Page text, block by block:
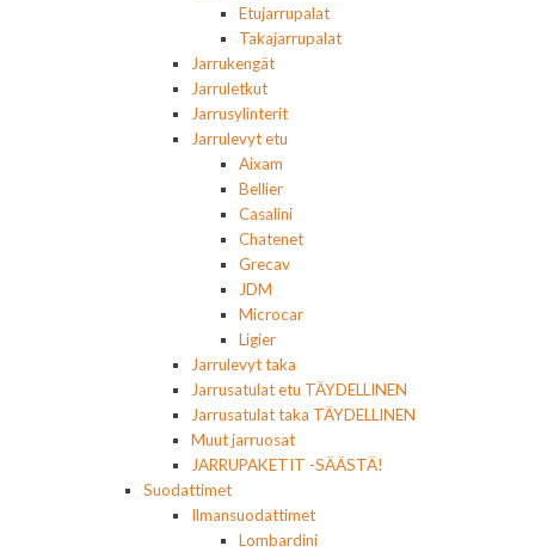
Etujarrupalat
Takajarrupalat
Jarrukengät
Jarruletkut
Jarrusylinterit
Jarrulevyt etu
Aixam
Bellier
Casalini
Chatenet
Grecav
JDM
Microcar
Ligier
Jarrulevyt taka
Jarrusatulat etu TÄYDELLINEN
Jarrusatulat taka TÄYDELLINEN
Muut jarruosat
JARRUPAKETIT -SÄÄSTÄ!
Suodattimet
Ilmansuodattimet
Lombardini